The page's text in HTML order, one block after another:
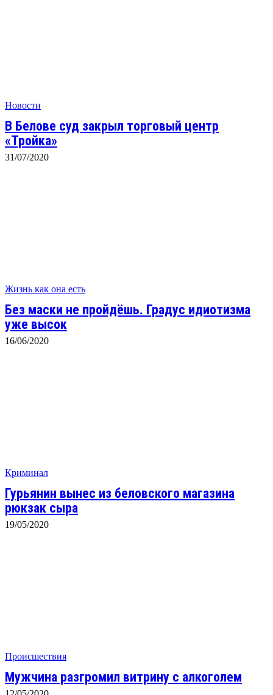
Новости
В Белове суд закрыл торговый центр
«Тройка»
31/07/2020
Жизнь как она есть
Без маски не пройдёшь. Градус идиотизма
уже высок
16/06/2020
Криминал
Гурьянин вынес из беловского магазина
рюкзак сыра
19/05/2020
Происшествия
Мужчина разгромил витрину с алкоголем